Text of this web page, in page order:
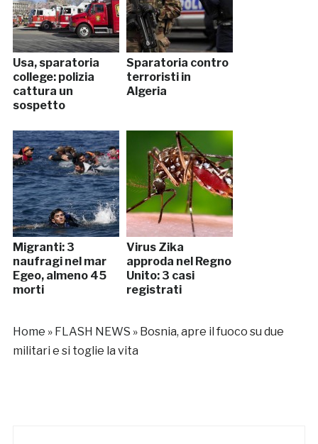
Usa, sparatoria
college: polizia
cattura un
sospetto
Sparatoria contro
terroristi in
Algeria
Migranti: 3
naufragi nel mar
Egeo, almeno 45
morti
Virus Zika
approda nel Regno
Unito: 3 casi
registrati
Home » FLASH NEWS » Bosnia, apre il fuoco su due
militari e si toglie la vita